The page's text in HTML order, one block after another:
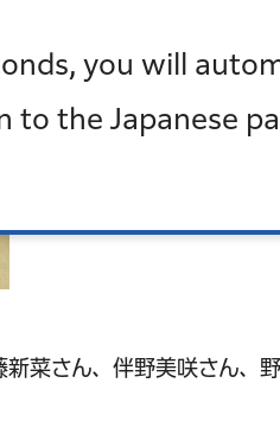
you will
to the Japanese
菜さん、伴野美咲さん、